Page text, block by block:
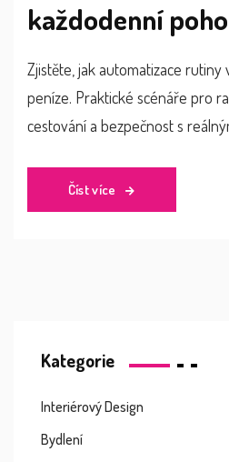
každodenní
Zjistěte, jak automatizace rutiny
peníze. Praktické scénáře pro
cestování a bezpečnost s
Číst více
Kategorie
Interiérový Design
Bydlení